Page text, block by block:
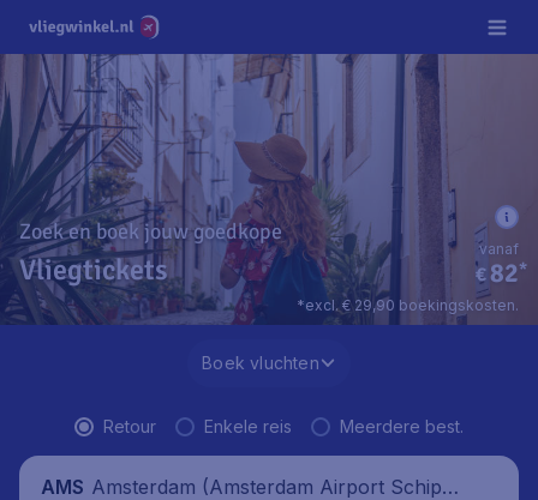
Zoek en boek jouw goedkope
Vliegtickets €82*
vanaf
*excl. € 29,90 boekingskosten.
Boek vluchten
Retour Enkele reis Meerdere best.
AMS Amsterdam (Amsterdam Airport Schipho